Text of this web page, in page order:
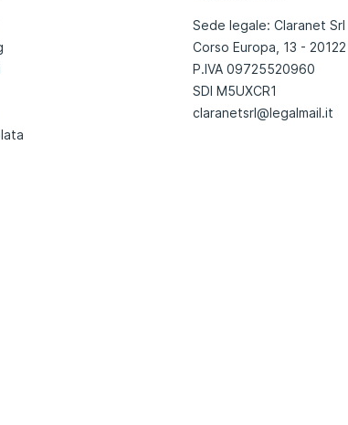
Sede legale: Claranet Srl
Corso Europa, 13 -
P.IVA 09725520960
SDI M5UXCR1
claranetsrl@legalmail.it